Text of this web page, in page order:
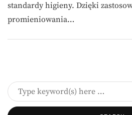
standardy higieny. Dzięki
promieniowania…